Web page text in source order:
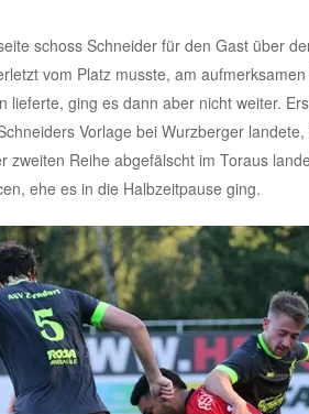
schoss Schneider für den Gast über
vom Platz musste, am
lieferte, ging es dann aber nicht weiter.
Vorlage bei Wurzberger
zweiten Reihe abgefälscht im Toraus
ehe es in die Halbzeitpause ging.